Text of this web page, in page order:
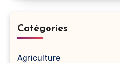
Catégories
Agriculture